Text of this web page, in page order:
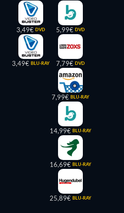
3,49€ DVD
3,49€ BLU-RAY
5,99€ DVD
7,79€ DVD
7,99€ BLU-RAY
14,99€ BLU-RAY
16,69€ BLU-RAY
25,89€ BLU-RAY